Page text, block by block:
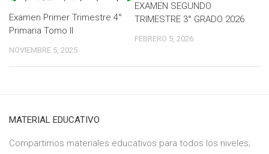
Examen Primer Trimestre 4°
Primaria Tomo II
NOVIEMBRE 5, 2025
EXAMEN SEGUNDO
TRIMESTRE 3° GRADO 2026
FEBRERO 5, 2026
MATERIAL EDUCATIVO
Compartimos materiales educativos para todos los niveles;